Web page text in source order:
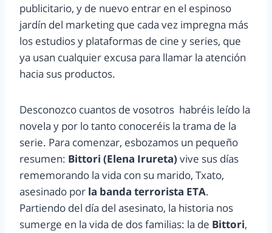
publicitario, y de nuevo entrar en el espinoso
jardín del marketing que cada vez impregna más
los estudios y plataformas de cine y series, que
ya usan cualquier excusa para llamar la atención
hacia sus productos.
Desconozco cuantos de vosotros habréis leído la
novela y por lo tanto conoceréis la trama de la
serie. Para comenzar, esbozamos un pequeño
resumen: Bittori (Elena Irureta) vive sus días
rememorando la vida con su marido, Txato,
asesinado por la banda terrorista ETA.
Partiendo del día del asesinato, la historia nos
sumerge en la vida de dos familias: la de Bittori,